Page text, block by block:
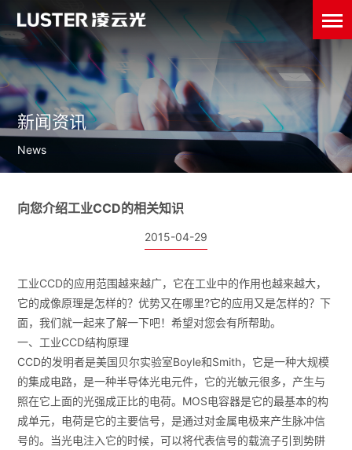
新闻资讯
News
向您介绍工业CCD的相关知识
2015-04-29
工业CCD的应用范围越来越广，它在工业中的作用也越来越大，
它的成像原理是怎样的？优势又在哪里?它的应用又是怎样的？下
面，我们就一起来了解一下吧！希望对您会有所帮助。
一、工业CCD结构原理
CCD的发明者是美国贝尔实验室Boyle和Smith，它是一种大规模
的集成电路，是一种半导体光电元件，它的光敏元很多，产生与
照在它上面的光强成正比的电荷。MOS电容器是它的最基本的构
成单元，电荷是它的主要信号，是通过对金属电极来产生脉冲信
号的。当光电注入它的时候，可以将代表信号的载流子引到势阱